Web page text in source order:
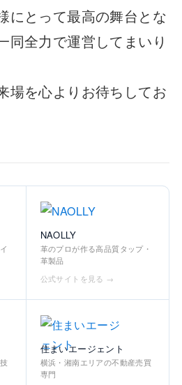
にとって最高の舞台とな
同全力で運営してまいり
場を心よりお待ちしてお
NAOLLY
革のプロが作る高品質タップ・
革製品
公式サイトを見る →
住まいエージェント
横浜・湘南エリアの不動産売買
専門